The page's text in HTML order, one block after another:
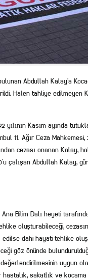
Abdullah Kalay’a
Halen tahliye edilmeyen
yılının Kasım ayında
11. Ağır Ceza Mahkemesi,
cezası onanan Kalay,
çalışan Abdullah Kalay,
Bilim Dalı heyeti
oluşturabileceği,
dahi hayati tehlike
göz önünde
uygun
hastalık, sakatlık ve